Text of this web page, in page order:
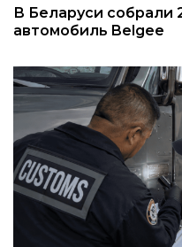
В Беларуси собрали
автомобиль Belgee